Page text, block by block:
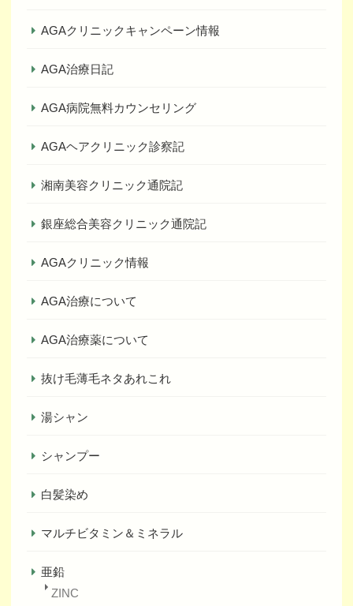
AGAクリニックキャンペーン情報
AGA治療日記
AGA病院無料カウンセリング
AGAヘアクリニック診察記
湘南美容クリニック通院記
銀座総合美容クリニック通院記
AGAクリニック情報
AGA治療について
AGA治療薬について
抜け毛薄毛ネタあれこれ
湯シャン
シャンプー
白髪染め
マルチビタミン＆ミネラル
亜鉛
ZINC